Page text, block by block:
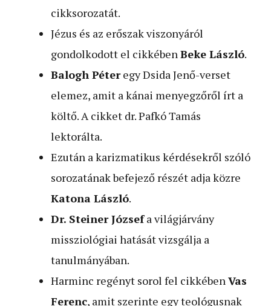
cikksorozatát.
Jézus és az erőszak viszonyáról
gondolkodott el cikkébenBeke László.
Balogh Péteregy Dsida Jenő-verset
elemez, amit a kánai menyegzőről írt a
költő. A cikket dr. Pafkó Tamás
lektorálta.
Ezután a karizmatikus kérdésekről szóló
sorozatának befejező részét adja közre
Katona László.
Dr. Steiner Józsefa világjárvány
missziológiai hatását vizsgálja a
tanulmányában.
Harminc regényt sorol fel cikkébenVas
Ferenc, amit szerinte egy teológusnak